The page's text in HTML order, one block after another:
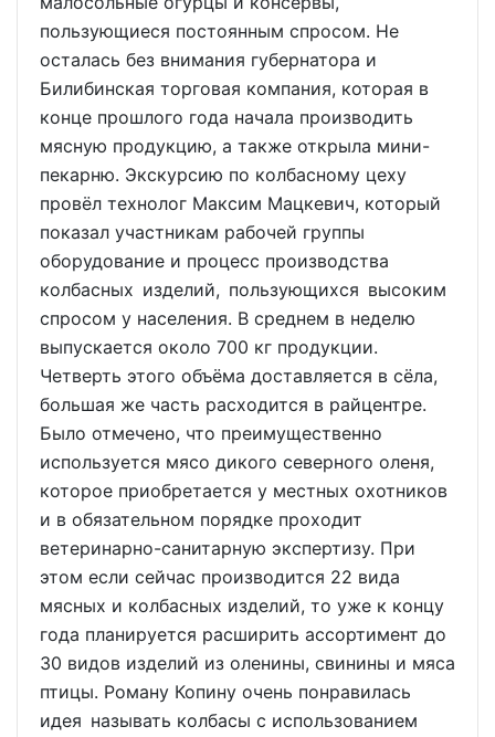
пользующиеся постоянным спросом. Не
осталась без внимания губернатора и
Билибинская торговая компания, которая в
конце прошлого года начала производить
мясную продукцию, а также открыла мини-
пекарню. Экскурсию по колбасному цеху
провёл технолог Максим Мацкевич, который
показал участникам рабочей группы
оборудование и процесс производства
колбасных изделий, пользующихся высоким
спросом у населения. В среднем в неделю
выпускается около 700 кг продукции.
Четверть этого объёма доставляется в сёла,
большая же часть расходится в райцентре.
Было отмечено, что преимущественно
используется мясо дикого северного оленя,
которое приобретается у местных охотников
и в обязательном порядке проходит
ветеринарно-санитарную экспертизу. При
этом если сейчас производится 22 вида
мясных и колбасных изделий, то уже к концу
года планируется расширить ассортимент до
30 видов изделий из оленины, свинины и мяса
птицы. Роману Копину очень понравилась
идея называть колбасы с использованием